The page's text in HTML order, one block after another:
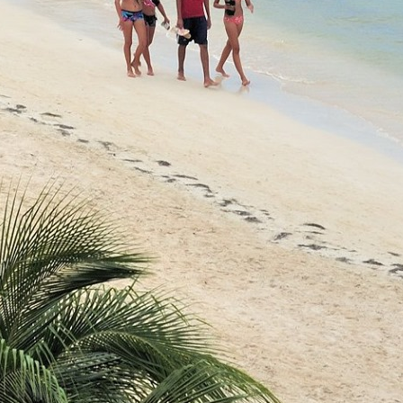
septiembre 2017 (1)
agosto 2017 (1)
julio 2017 (2)
junio 2017 (2)
mayo 2017 (3)
abril 2017 (1)
Beaches and Crystal Clear Waters